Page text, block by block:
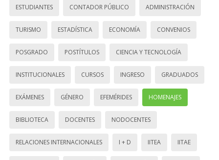
ESTUDIANTES CONTADOR PÚBLICO ADMINISTRACIÓN
TURISMO ESTADÍSTICA ECONOMÍA CONVENIOS
POSGRADO POSTÍTULOS CIENCIA Y TECNOLOGÍA
INSTITUCIONALES CURSOS INGRESO GRADUADOS
EXÁMENES GÉNERO EFEMÉRIDES HOMENAJES
BIBLIOTECA DOCENTES NODOCENTES
RELACIONES INTERNACIONALES I + D IITEA IITAE